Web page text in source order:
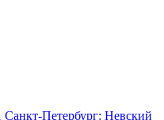
Санкт-Петербург: Невский